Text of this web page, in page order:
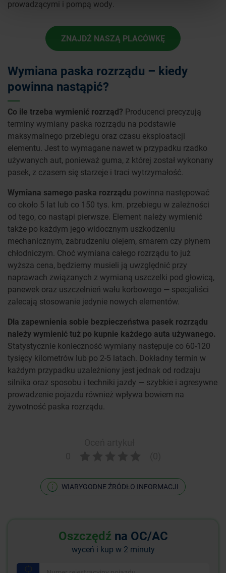
prowadzącymi i pompą wody.
ZNAJDŹ NASZĄ PLACÓWKĘ
Wymiana paska rozrządu – kiedy
powinna nastąpić?
Co ile trzeba wymienić rozrząd? Producenci precyzują
terminy wymiany paska rozrządu na podstawie
maksymalnego przebiegu oraz czasu eksploatacji
elementu. Jest to wymagane nawet w przypadku rzadko
używanych aut, ponieważ guma, z której został wykonany
pasek, z czasem się starzeje i traci wytrzymałość.
Wymiana samego paska rozrządu powinna następować
co około 5 lat lub co 150 tys. km. przebiegu w zależności
od tego, co nastąpi pierwsze. Element należy wymienić
także po każdym jego widocznym uszkodzeniu
mechanicznym, zabrudzeniu olejem, smarem czy płynem
chłodniczym. Choć wymiana całego rozrządu to już
wyższa cena, będziemy musieli ją uwzględnić przy
naprawach związanych z wymianą uszczelki pod głowicą,
panewek oraz uszczelnień wału korbowego — specjaliści
zalecają stosowanie jedynie nowych elementów.
Dla zapewnienia sobie bezpieczeństwa pasek rozrządu
należy wymienić tuż po kupnie każdego auta używanego.
Statystycznie konieczność wymiany następuje co 60-120
tysięcy kilometrów lub po 2-5 latach. Dokładny termin w
każdym przypadku uzależniony jest jednak od rodzaju
silnika oraz sposobu i techniki jazdy — szybkie i agresywne
prowadzenie pojazdu również wpływa bowiem na
żywotność paska rozrządu.
WIARYGODNE ŹRÓDŁO INFORMACJI
Oszczędź na OC/AC
wyceń i kup w 2 minuty